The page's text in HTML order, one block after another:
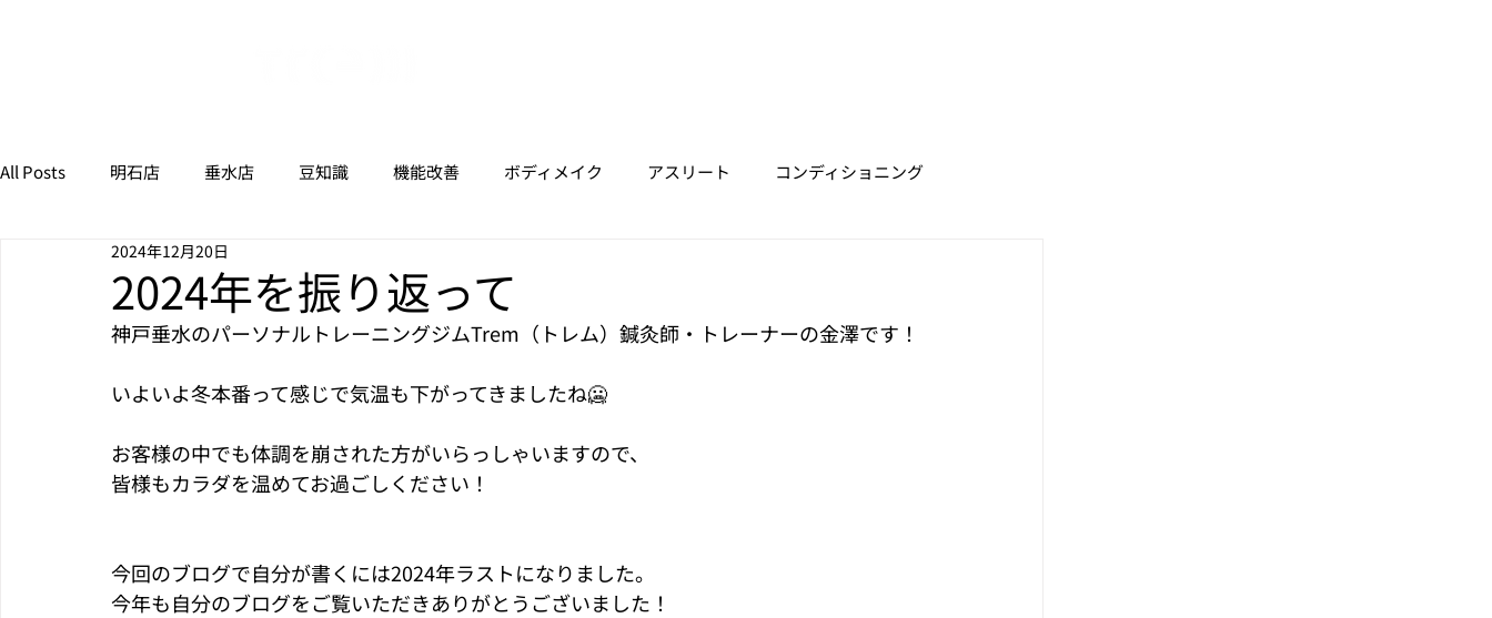
All Posts 明石店 垂水店 豆知識 機能改善 ボディメイク アスリート コンディショニング
2024年を振り返って
2024年12月20日
神戸垂水のパーソナルトレーニングジムTrem（トレム）鍼灸師・トレーナーの金澤です！
いよいよ冬本番って感じで気温も下がってきましたね🥶
お客様の中でも体調を崩された方がいらっしゃいますので、
皆様もカラダを温めてお過ごしください！
今回のブログで自分が書くには2024年ラストになりました。
今年も自分のブログをご覧いただきありがとうございました！